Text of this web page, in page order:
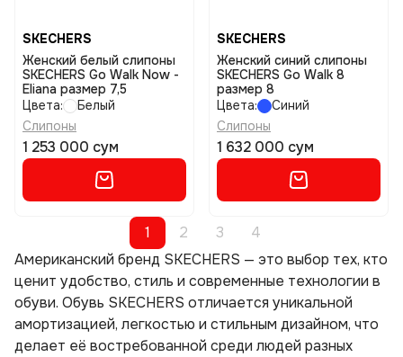
SKECHERS
Женский белый слипоны
SKECHERS Go Walk Now -
Eliana размер 7,5
Цвета:
Белый
Слипоны
1 253 000 сум
SKECHERS
Женский синий слипоны
SKECHERS Go Walk 8
размер 8
Цвета:
Синий
Слипоны
1 632 000 сум
1 2 3
4
Американский бренд SKECHERS — это выбор тех, кто
ценит удобство, стиль и современные технологии в
обуви. Обувь SKECHERS отличается уникальной
амортизацией, легкостью и стильным дизайном, что
делает её востребованной среди людей разных